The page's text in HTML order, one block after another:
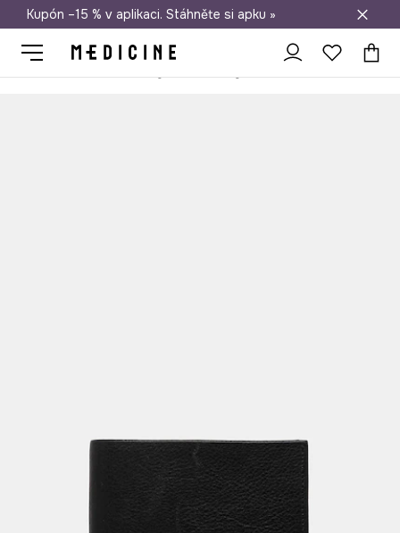
Doprava zdarma při nákupu nad 1 200 Kč
Kupón –15 % v aplikaci. Stáhněte si apku »